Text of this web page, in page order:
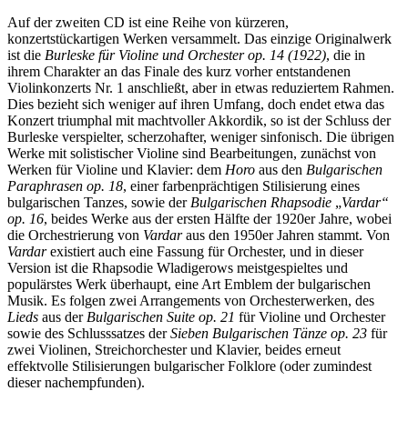
Auf der zweiten CD ist eine Reihe von kürzeren,
konzertstückartigen Werken versammelt. Das einzige Originalwerk
ist die Burleske für Violine und Orchester op. 14 (1922), die in
ihrem Charakter an das Finale des kurz vorher entstandenen
Violinkonzerts Nr. 1 anschließt, aber in etwas reduziertem Rahmen.
Dies bezieht sich weniger auf ihren Umfang, doch endet etwa das
Konzert triumphal mit machtvoller Akkordik, so ist der Schluss der
Burleske verspielter, scherzohafter, weniger sinfonisch. Die übrigen
Werke mit solistischer Violine sind Bearbeitungen, zunächst von
Werken für Violine und Klavier: dem Horo aus den Bulgarischen
Paraphrasen op. 18, einer farbenprächtigen Stilisierung eines
bulgarischen Tanzes, sowie der Bulgarischen Rhapsodie „Vardar“
op. 16, beides Werke aus der ersten Hälfte der 1920er Jahre, wobei
die Orchestrierung von Vardaraus den 1950er Jahren stammt. Von
Vardarexistiert auch eine Fassung für Orchester, und in dieser
Version ist die Rhapsodie Wladigerows meistgespieltes und
populärstes Werk überhaupt, eine Art Emblem der bulgarischen
Musik. Es folgen zwei Arrangements von Orchesterwerken, des
Lieds aus der Bulgarischen Suite op. 21 für Violine und Orchester
sowie des Schlusssatzes derSieben Bulgarischen Tänze op. 23 für
zwei Violinen, Streichorchester und Klavier, beides erneut
effektvolle Stilisierungen bulgarischer Folklore (oder zumindest
dieser nachempfunden).